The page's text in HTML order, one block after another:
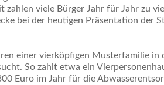
viele Bürger Jahr für Jahr zu
bei der heutigen Präsentation der
einer vierköpfigen Musterfamilie in
So zahlt etwa ein
Euro im Jahr für die